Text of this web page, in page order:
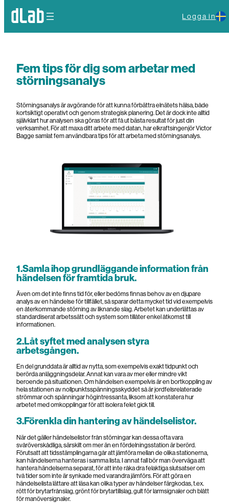
Hoppa
innehåll
Logga in
Fem tips för dig som arbetar med
störningsanalys
Störningsanalys är avgörande för att kunna förbättra elnätets hälsa, både
kortsiktigt operativt och genom strategisk planering. Det är dock inte alltid
självklart hur analysen ska göras för att få ut bästa resultat för just din
verksamhet. För att maxa ditt arbete med datan, har elkraftsingenjör Victor
Bagge samlat fem användbara tips för att arbeta med störningsanalys.
1.Samla ihop grundläggande information från
händelsen för framtida bruk.
Även om det inte finns tid för, eller bedöms finnas behov av en djupare
analys av en händelse för tillfället, så sparar detta mycket tid vid exempelvis
en återkommande störning av liknande slag. Arbetet kan underlättas av
standardiserat arbetssätt och system som tillåter enkel åtkomst till
informationen.
2.Låt syftet med analysen styra
arbetsgången.
En del grunddata är alltid av nytta, som exempelvis exakt tidpunkt och
berörda anläggningsdelar. Annat kan vara av mer eller mindre vikt
beroende på situationen. Om händelsen exempelvis är en bortkoppling av
hela stationen av nollpunktsspänningsskyddet så är jordfelsrelaterade
strömmar och spänningar högintressanta, liksom att konstatera hur
arbetet med omkopplingar för att isolera felet gick till.
3.Förenkla din hantering av händelselistor.
När det gäller händelselistor från störningar kan dessa ofta vara
svåröverskådliga, särskilt om mer än en fördelningsstation är berörd.
Förutsatt att tidsstämplingarna går att jämföra mellan de olika stationerna,
kan händelserna hanteras i samma lista. I annat fall bör man överväga att
hantera händelserna separat, för att inte råka dra felaktiga slutsatser om
två tider som inte är synkade med varandra jämförs. För att göra en
händelselista lättare att läsa kan olika typer av händelser färgkodas, t.ex.
rött för brytarfrånslag, grönt för brytartillslag, gult för larmsignaler och blått
för manöversignaler.